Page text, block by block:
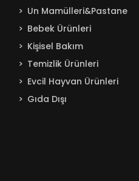
Bebelac
Beta
Beyaz
BEYPAZARI
Billur
Un Mamülleri&Pastane
Bebek Ürünleri
Kişisel Bakım
Temizlik Ürünleri
Evcil Hayvan Ürünleri
Gıda Dışı